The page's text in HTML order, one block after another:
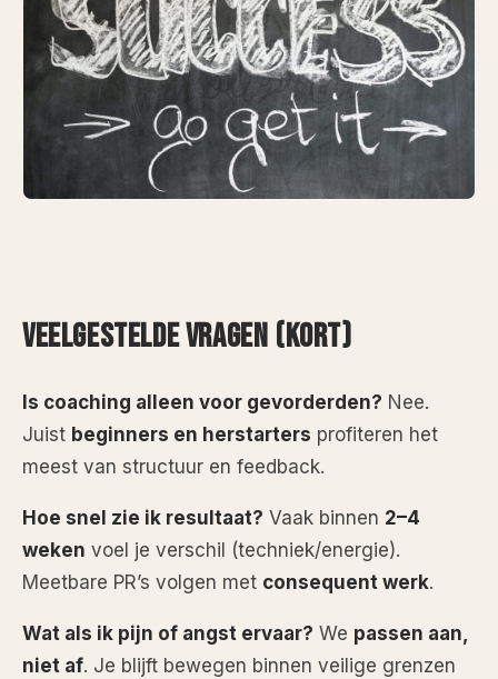
VEELGESTELDE VRAGEN (KORT)
Is coaching alleen voor gevorderden? Nee.
Juist beginners en herstarters profiteren het
meest van structuur en feedback.
Hoe snel zie ik resultaat? Vaak binnen 2–4
weken voel je verschil (techniek/energie).
Meetbare PR’s volgen met consequent werk.
Wat als ik pijn of angst ervaar? We passen aan,
niet af. Je blijft bewegen binnen veilige grenzen